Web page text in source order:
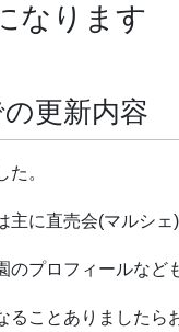
なります
更新内容
。
主に直売会(マルシ
のプロフィールなど
ることありましたら